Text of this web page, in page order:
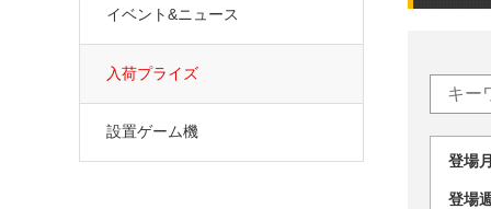
登
登
イベント&ニュース
入荷プライズ
設置ゲーム機